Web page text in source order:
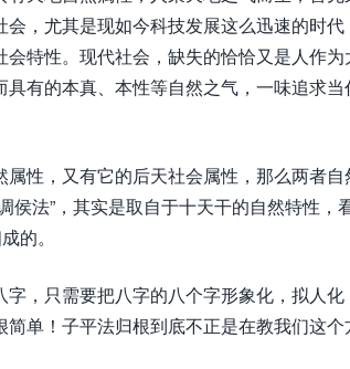
，尤其是现如今科技发展这么迅速的时
特性。现代社会，缺失的恰恰又是人作
有的本真、本性等自然之气，一味追求
性，又有它的后天社会属性，那么两者
侯法”，其实是取自于十天干的自然特性，
的。
，只需要把八字的八个字形象化，拟人
单！子平法归根到底不正是在教我们这个